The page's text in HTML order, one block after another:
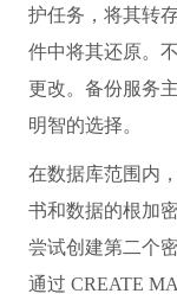
护任务，将其转
件中将其还原。
更改。备份服务
明智的选择。
在数据库范围内
书和数据的根加
尝试创建第二个
通过 CREATE